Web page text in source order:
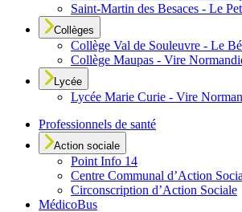
Saint-Martin des Besaces - Le
Collèges
Collège Val de Souleuvre - Le
Collège Maupas - Vire
Lycée
Lycée Marie Curie - Vire
Professionnels de santé
Action sociale
Point Info 14
Centre Communal d’Action
Circonscription d’Action Sociale
MédicoBus